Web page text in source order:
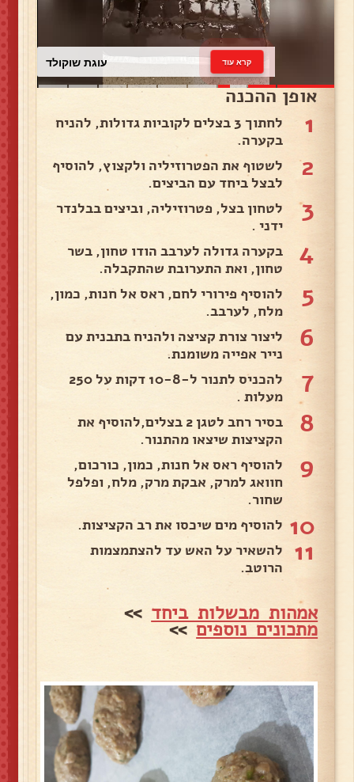
עוגת שוקולד קרא עוד
אופן ההכנה
1
לחתוך 3 בצלים לקוביות גדולות, להניח
בקערה.
2
לשטוף את הפטרוזיליה ולקצוץ, להוסיף
לבצל ביחד עם הביצים.
3
לטחון בצל, פטרוזיליה, וביצים בבלנדר
ידני .
4
בקערה גדולה לערבב הודו טחון, בשר
טחון, ואת התערובת שהתקבלה.
5
להוסיף פירורי לחם, ראס אל חנות, כמון,
מלח, לערבב.
6
ליצור צורת קציצה ולהניח בתבנית עם
נייר אפייה משומנת.
7
להכניס לתנור ל-10-8 דקות על 250
מעלות .
8
בסיר רחב לטגן 2 בצלים,להוסיף את
הקציצות שיצאו מהתנור.
9
להוסיף ראס אל חנות, כמון, כורכום,
חוואג למרק, אבקת מרק, מלח, ופלפל
שחור.
10 להוסיף מים שיכסו את רב הקציצות.
11
להשאיר על האש עד להצתמצמות
הרוטב.
אמהות מבשלות ביחד >>
מתכונים נוספים>>